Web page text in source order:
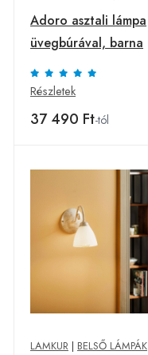
Adoro asztali lámpa
üvegbúrával, barna
Részletek
37 490 Ft-tól
LAMKUR | BELSŐ LÁMPÁK